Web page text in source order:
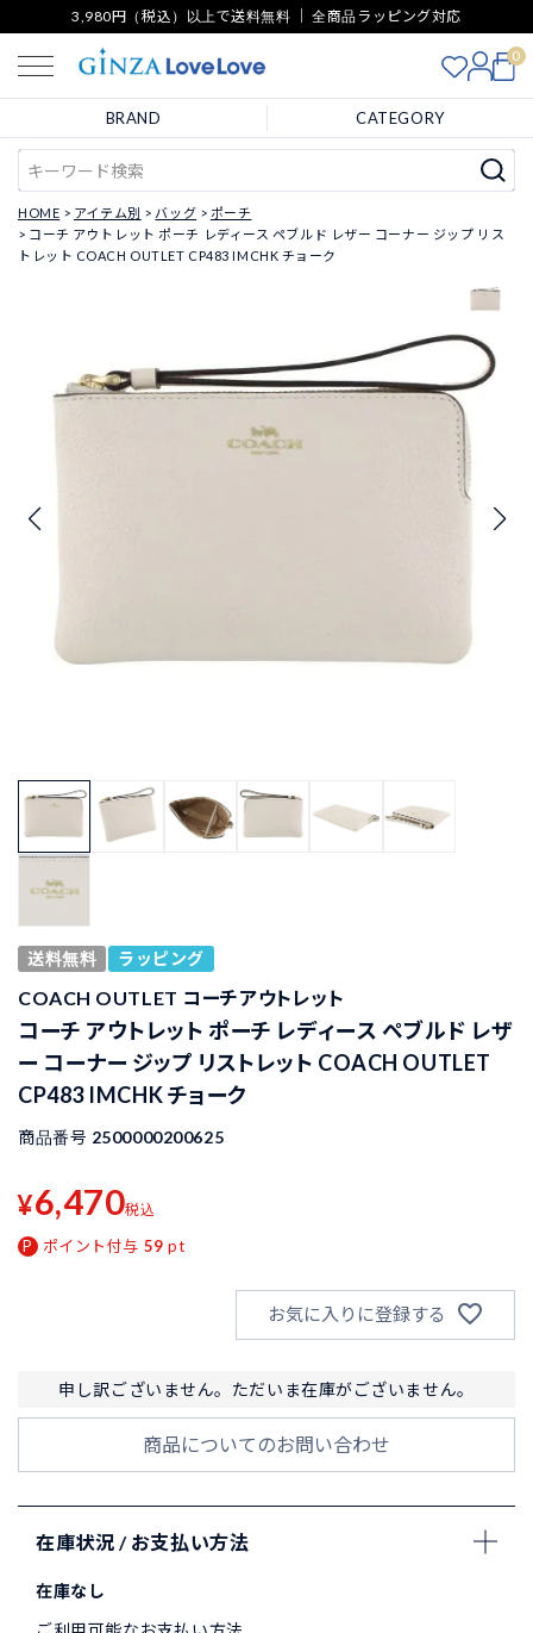
3,980円（税込）以上で送料無料 ｜ 全商品ラッピング対応
0
BRAND CATEGORY
HOME アイテム別 バッグ
ポーチ
コーチ アウトレット ポーチ レディース ペブルド レザー コーナー ジップ リス
トレット COACH OUTLET CP483 IMCHK チョーク
送料無料 ラッピング
COACH OUTLET コーチアウトレット
コーチ アウトレット ポーチ レディース ペブルド レザ
ー コーナー ジップ リストレット COACH OUTLET
CP483 IMCHK チョーク
商品番号 2500000200625
¥6,470税込
ポイント付与 59 pt
お気に入りに登録する
申し訳ございません。ただいま在庫がございません。
商品についてのお問い合わせ
在庫状況 / お支払い方法
在庫なし